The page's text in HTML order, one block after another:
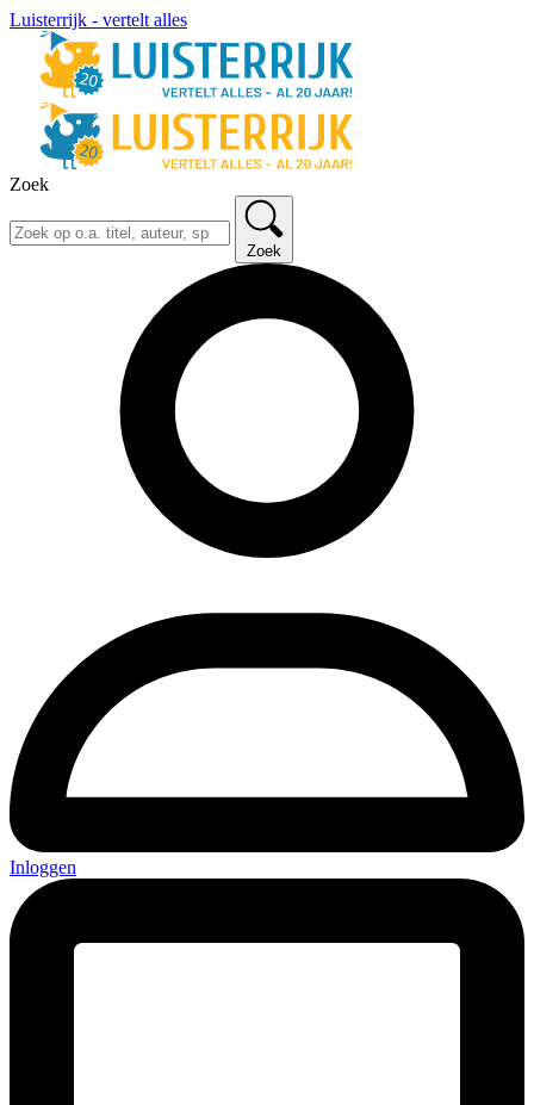
Luisterrijk - vertelt alles
Zoek
Zoek
Inloggen